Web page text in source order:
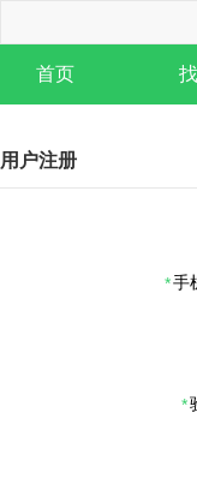
首页
用户注册
手